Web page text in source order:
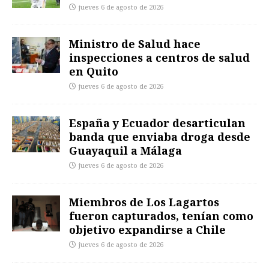
jueves 6 de agosto de 2026
Ministro de Salud hace
inspecciones a centros de salud
en Quito
jueves 6 de agosto de 2026
España y Ecuador desarticulan
banda que enviaba droga desde
Guayaquil a Málaga
jueves 6 de agosto de 2026
Miembros de Los Lagartos
fueron capturados, tenían como
objetivo expandirse a Chile
jueves 6 de agosto de 2026